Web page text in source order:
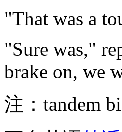
"That was a
"Sure was,"
brake on, we
注：tandem